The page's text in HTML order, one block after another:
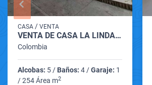
CASA / VENTA
VENTA DE CASA LA LINDA CARTAGO VALLE
Colombia
Alcobas: 5 / Baños: 4 /Garaje: 1
/ 254 Área m2